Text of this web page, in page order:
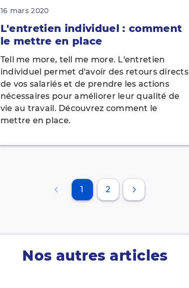
16 mars 2020
L'entretien individuel : comment
le mettre en place
Tell me more, tell me more. L'entretien
individuel permet d'avoir des retours directs
de vos salariés et de prendre les actions
nécessaires pour améliorer leur qualité de
vie au travail. Découvrez comment le
mettre en place.
1 2
Nos autres articles